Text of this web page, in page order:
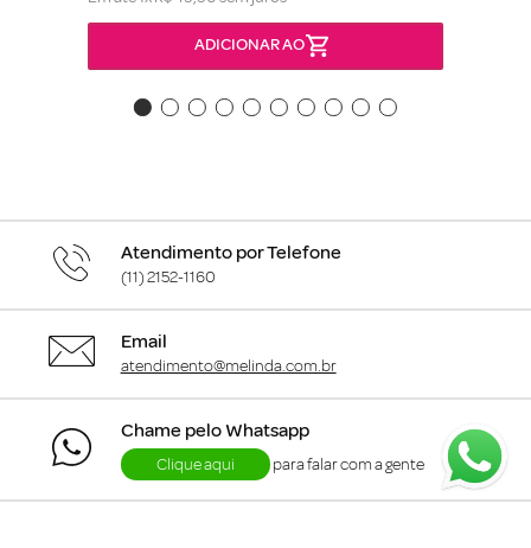
ADICIONAR AO
Atendimento por Telefone
(11) 2152-1160
Email
atendimento@melinda.com.br
Chame pelo Whatsapp
Clique aqui para falar com a gente